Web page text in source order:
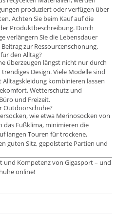
produziert oder verfügen über
Achten Sie beim Kauf auf die
Produktbeschreibung. Durch
verlängern Sie die Lebensdauer
zur Ressourcenschonung.
den Alltag?
überzeugen längst nicht nur durch
Design. Viele Modelle sind
Alltagskleidung kombinieren lassen
Wetterschutz und
und Freizeit.
Outdoorschuhe?
wie etwa Merinosocken von
das Fußklima, minimieren die
langen Touren für trockene,
guten Sitz, gepolsterte Partien und
und Kompetenz von Gigasport – und
online!